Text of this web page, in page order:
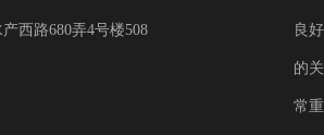
西路680弄4号楼508 良
的
常